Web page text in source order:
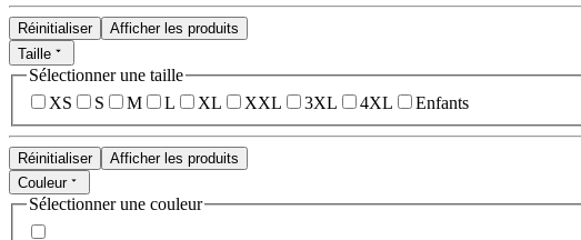
Réinitialiser
Afficher les produits
Taille
Sélectionner une taille
XS
S M L XL XXL 3XL 4XL Enfants
Réinitialiser
Afficher les produits
Couleur
Sélectionner une couleur